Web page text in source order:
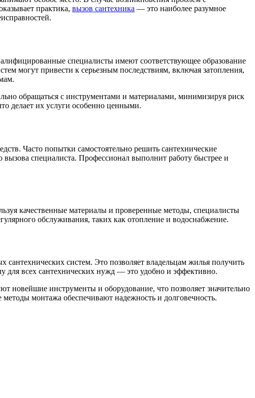
практика, вызов сантехника — это наиболее разумное
специалисты имеют соответствующее образование
могут привести к серьезным последствиям, включая затопления,
обращаться с инструментами и материалами, минимизируя риск
делает их услуги особенно ценными.
Часто попытки самостоятельно решить сантехнические
специалиста. Профессионал выполнит работу быстрее и
качественные материалы и проверенные методы, специалисты
обслуживания, таких как отопление и водоснабжение.
систем. Это позволяет владельцам жилья получить
для всех сантехнических нужд — это удобно и эффективно.
новейшие инструменты и оборудование, что позволяет значительно
монтажа обеспечивают надежность и долговечность.